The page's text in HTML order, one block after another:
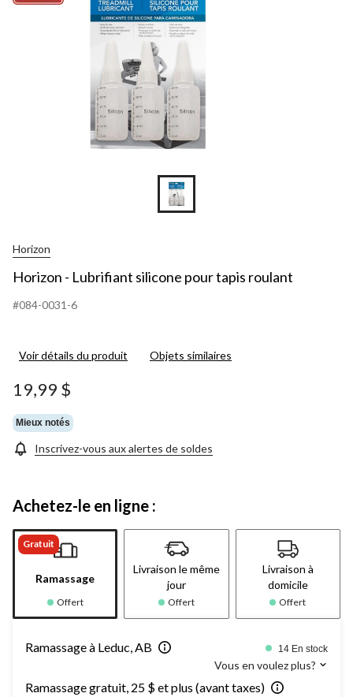
Horizon
Horizon - Lubrifiant silicone pour tapis roulant
#084-0031-6
Voir détails du produit Objets similaires
19,99 $
Mieux notés
Inscrivez-vous aux alertes de soldes
Achetez-le en ligne :
Gratuit
Ramassage
Offert
Livraison le même
jour
Offert
Livraison à
domicile
Offert
Ramassage à Leduc, AB 14 En stock
Vous en voulez plus?
Ramassage gratuit, 25 $ et plus (avant taxes)